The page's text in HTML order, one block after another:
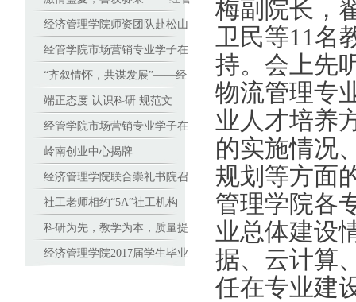
业技术学院顺利开班
学子在全国人力资源管理技能
大赛南部赛区中勇夺特等奖
经济管理学院师资团队赴松山
职业技术学院进行基于美国学
历资格框架(DQP)学分制改革
培训
经管学院市场营销专业学子在
2017（新加坡）全球品牌策划
大赛中国地区选拔赛中折桂
“齐叙情怀，共谋发展”——经
济管理学院校友座谈会顺利召
开
端正态度 认识科研 规范文
本 高教授与青年教师谈学术论
文撰写 ——高职院校里的教科
研沙龙
经管学院市场营销专业学子在
2017（新加坡）全球品牌策划
大赛中国地区选拔赛中折桂
岭南创业中心揭牌
经济管理学院联合崇礼书院召
开教师座谈会
社工老师相约“5A”社工机构
——走访专业深度实践课程合
作单位
科研为先，教学为本，质量提
升 ——高职院校里的教科研沙
经济管理学院2017届学生毕业
梅副院长，
卫民等11名
持。会上先
物流管理专
业人才培养
的实施情况
规划等方面
管理学院各
业总体建设
据、云计算
任在专业建